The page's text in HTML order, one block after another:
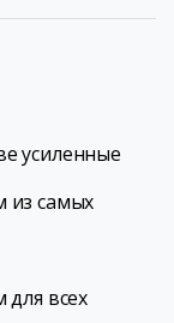
усиленные
из самых
для всех